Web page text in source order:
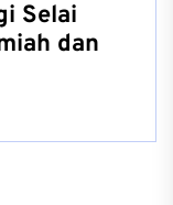
Selai
dan